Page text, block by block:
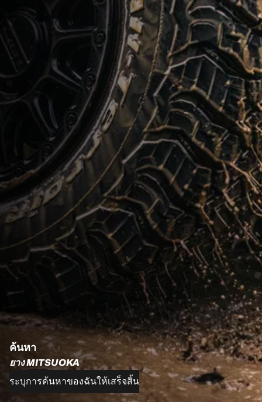
ค้นหา
ยาง MITSUOKA
ระบุการค้นหาของฉันให้เสร็จสิ้น